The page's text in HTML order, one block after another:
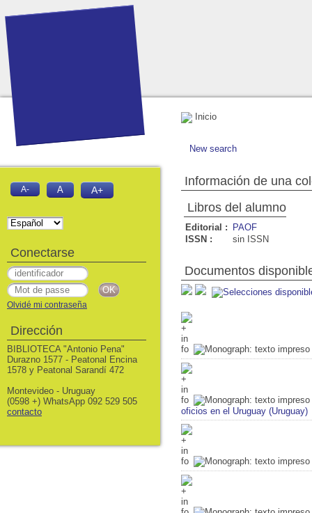
Inicio
New search
Información de una
Libros del alumno
Editorial : PAOF
ISSN :
sin ISSN
Documentos
oficios en el Uruguay (Uruguay)
A- A A+
Conectarse
Olvidé mi contraseña
Dirección
BIBLIOTECA "Antonio Pena"
Durazno 1577 - Peatonal Encina
1578 y Peatonal Sarandí 472
Montevideo - Uruguay
(0598 +) WhatsApp 092 529 505
contacto